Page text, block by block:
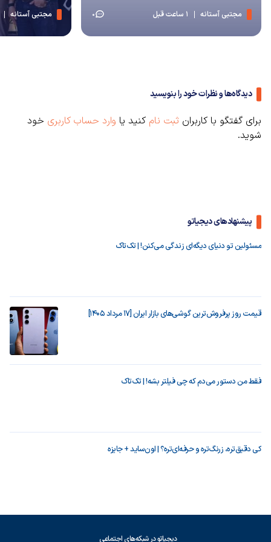
مجتبی آستانه 1 ساعت قبل 0 مجتبی آستانه
دیدگاه‌ها و نظرات خود را بنویسید
برای گفتگو با کاربران ثبت نام کنید یا وارد حساب کاربری خود
شوید.
پیشنهادهای دیجیاتو
مسئولین تو دنیای دیگه‌ای زندگی می‌کنن! | تک‌تاک
قیمت روز پرفروش‌ترین گوشی‌های بازار ایران [17 مرداد 1405]
فقط من دستور می‌دم که چی فیلتر بشه! | تک‌تاک
کی دقیق‌تره، زرنگ‌تره و حرفه‌ای‌تره؟ | اون‌ساید + جایزه
دیجیاتو در شبکه‌های اجتماعی